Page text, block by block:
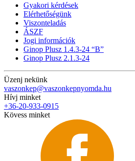
Gyakori kérdések
Elérhetőségünk
Viszonteladás
ÁSZF
Jogi információk
Ginop Plusz 1.4.3-24 “B”
Ginop Plusz 2.1.3-24
Üzenj nekünk
vaszonkep@vaszonkepnyomda.hu
Hívj minket
+36-20-933-0915
Kövess minket